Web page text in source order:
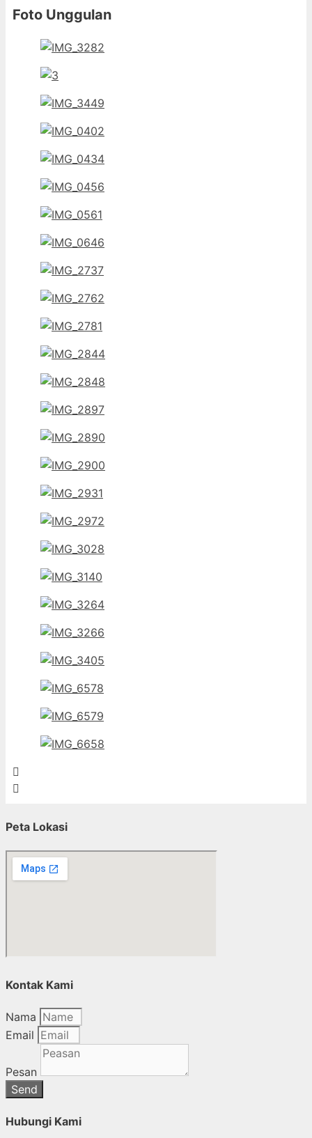
Foto Unggulan
Peta Lokasi
Kontak Kami
Nama
Email
Pesan
Send
Hubungi Kami